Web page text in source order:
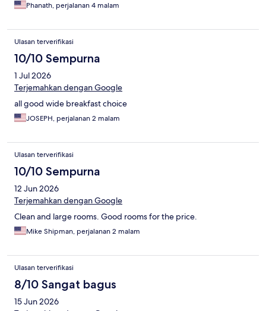
Phanath, perjalanan 4 malam
Ulasan terverifikasi
10/10 Sempurna
1 Jul 2026
Terjemahkan dengan Google
all good wide breakfast choice
JOSEPH, perjalanan 2 malam
Ulasan terverifikasi
10/10 Sempurna
12 Jun 2026
Terjemahkan dengan Google
Clean and large rooms. Good rooms for the price.
Mike Shipman, perjalanan 2 malam
Ulasan terverifikasi
8/10 Sangat bagus
15 Jun 2026